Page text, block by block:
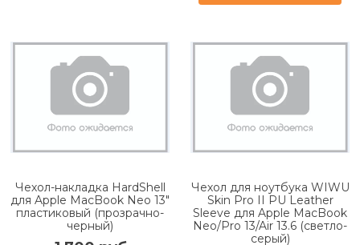
Чехол-накладка HardShell
для Apple MacBook Neo 13"
пластиковый (прозрачно-
черный)
Чехол для ноутбука WIWU
Skin Pro II PU Leather
Sleeve для Apple MacBook
Neo/Pro 13/Air 13.6 (светло-
серый)